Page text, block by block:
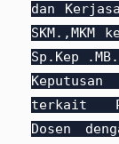
dan
Sp.Kep
terkait
Dosen